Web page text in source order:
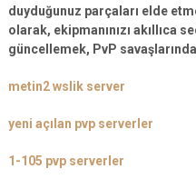
duyduğunuz parçaları elde
olarak, ekipmanınızı akıllıca
güncellemek, PvP
metin2 wslik server
yeni açılan pvp serverler
1-105 pvp serverler